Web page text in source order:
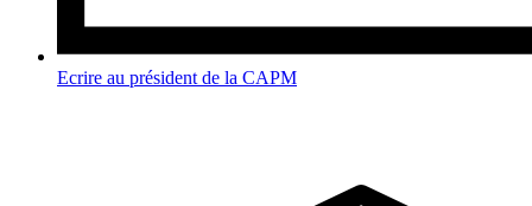
Ecrire au président de la CAPM